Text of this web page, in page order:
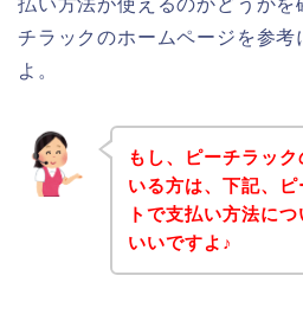
払い方法が使えるのかどうかを
チラックのホームページを参考
よ。
もし、ピーチラッ
いる方は、下記、
トで支払い方法に
いいですよ♪